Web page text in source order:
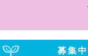
募集